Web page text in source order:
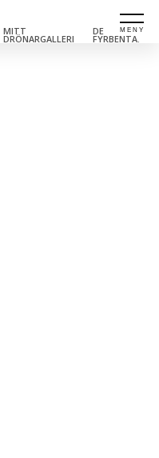
MITT
DRÖNARGALLERI
DE
FYRBENTA.